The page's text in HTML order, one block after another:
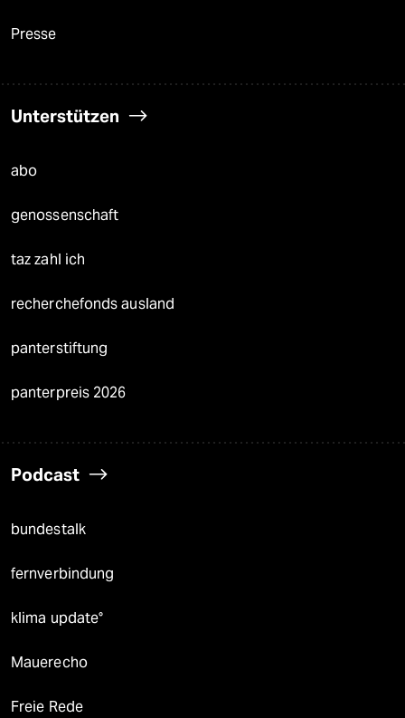
Presse
Unterstützen
abo
genossenschaft
taz zahl ich
recherchefonds ausland
panterstiftung
panterpreis 2026
Podcast
bundestalk
fernverbindung
klima update°
Mauerecho
Freie Rede